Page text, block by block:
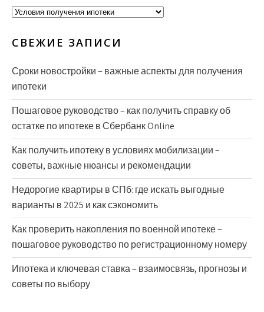
Рубрики
СВЕЖИЕ ЗАПИСИ
Сроки новостройки – важные аспекты для получения
ипотеки
Пошаговое руководство – как получить справку об
остатке по ипотеке в Сбербанк Online
Как получить ипотеку в условиях мобилизации –
советы, важные нюансы и рекомендации
Недорогие квартиры в СПб: где искать выгодные
варианты в 2025 и как сэкономить
Как проверить накопления по военной ипотеке –
пошаговое руководство по регистрационному номеру
Ипотека и ключевая ставка – взаимосвязь, прогнозы и
советы по выбору